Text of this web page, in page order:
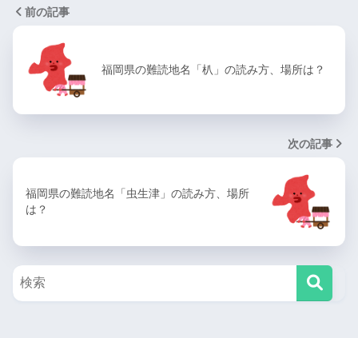
前の記事
福岡県の難読地名「朳」の読み方、場所は？
次の記事
福岡県の難読地名「虫生津」の読み方、場所
は？